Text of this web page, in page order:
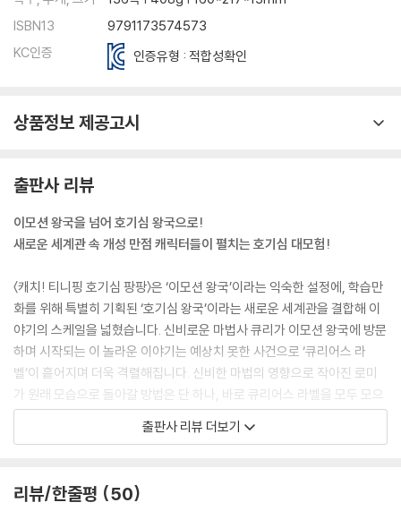
ISBN13
9791173574573
KC인증
인증유형 : 적합성확인
상품정보 제공고시
출판사 리뷰
이모션 왕국을 넘어 호기심 왕국으로!
새로운 세계관 속 개성 만점 캐릭터들이 펼치는 호기심 대모험!
〈캐치! 티니핑 호기심 팡팡〉은 ‘이모션 왕국’이라는 익숙한 설정에, 학습만
화를 위해 특별히 기획된 ‘호기심 왕국’이라는 새로운 세계관을 결합해 이
야기의 스케일을 넓혔습니다. 신비로운 마법사 큐리가 이모션 왕국에 방문
하며 시작되는 이 놀라운 이야기는 예상치 못한 사건으로 ‘큐리어스 라
벨’이 흩어지며 더욱 격렬해집니다. 신비한 마법의 영향으로 작아진 로미
가 원래 모습으로 돌아갈 방법은 단 하나, 바로 큐리어스 라벨을 모두 모으
는 것! 인간의 몸을 탐구하고 싶은 역대급 장난꾸러기 큐리어스 라벨을 향
해 로미와 티니핑이 지금 출발합니다.
라벨을 모으는 퀘스트형 스토리 구조를 도입해 학습과 모험이 자연스럽게
출판사 리뷰 더보기
리뷰/한줄평 50